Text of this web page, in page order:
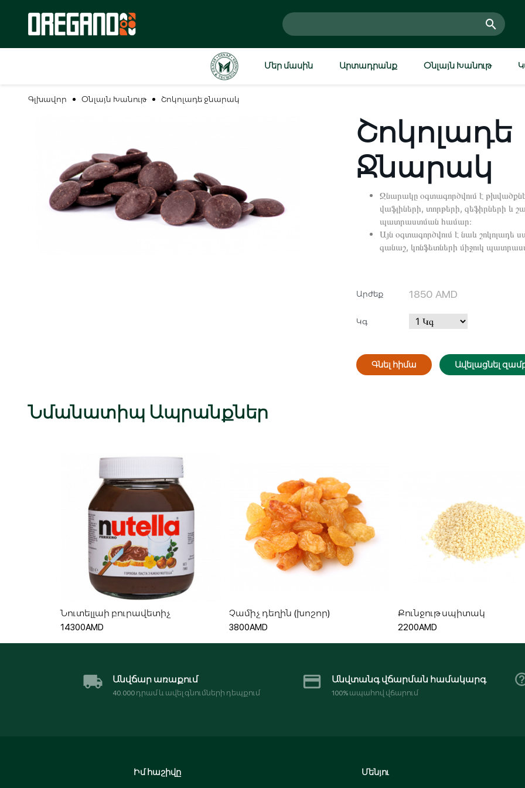
Մուտք Գրանցվել
Մեր մասին Արտադրանք Օնլայն Խանութ
Գլխավոր Օնլայն Խանութ Շոկոլադե ջնարակ
Շոկոլադե
Ջնարակ
Ջնարակը օգտագործվում է
վաֆլիների, տորթերի, զեֆիրների և
պատրաստման համար։
Այն օգտագործվում է նաև շոկոլադե
գանաշ, կոնֆետների միջուկ
Արժեք 1850 AMD
Կգ
Գնել հիմա Ավելացնել
Նմանատիպ Ապրանքներ
Նուտելլաի բուրավետիչ
14300AMD
Չամիչ դեղին (խոշոր)
3800AMD
Քունջութ սպիտակ
2200AMD
Անվճար առաքում
40․000 դրամ և ավել գնումների դեպքում
Անվտանգ վճարման համակարգ
100% ապահով վճարում
Իմ հաշիվը Մենյու